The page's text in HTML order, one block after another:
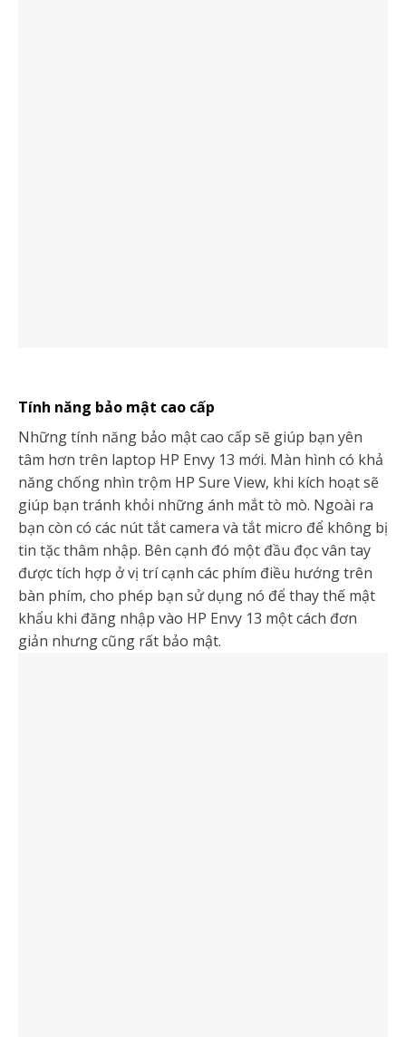
Tính năng bảo mật cao cấp
Những tính năng bảo mật cao cấp sẽ giúp bạn yên
tâm hơn trên laptop HP Envy 13 mới. Màn hình có khả
năng chống nhìn trộm HP Sure View, khi kích hoạt sẽ
giúp bạn tránh khỏi những ánh mắt tò mò. Ngoài ra
bạn còn có các nút tắt camera và tắt micro để không bị
tin tặc thâm nhập. Bên cạnh đó một đầu đọc vân tay
được tích hợp ở vị trí cạnh các phím điều hướng trên
bàn phím, cho phép bạn sử dụng nó để thay thế mật
khẩu khi đăng nhập vào HP Envy 13 một cách đơn
giản nhưng cũng rất bảo mật.